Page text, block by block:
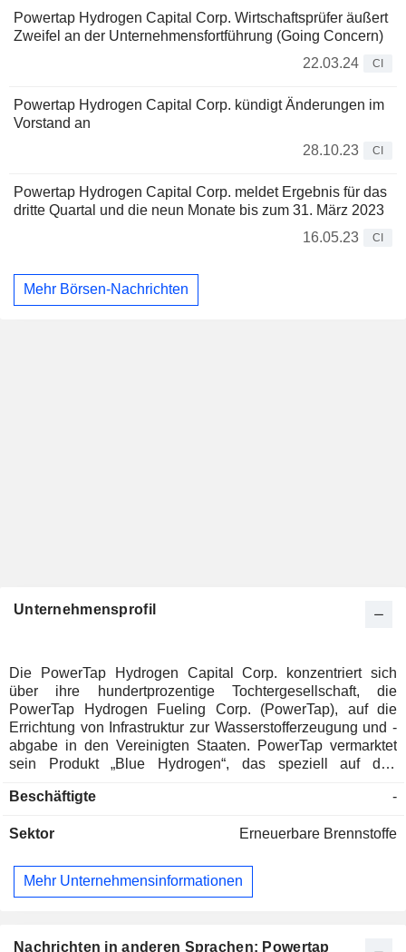
Powertap Hydrogen Capital Corp. Wirtschaftsprüfer äußert
Zweifel an der Unternehmensfortführung (Going Concern)
22.03.24
CI
Powertap Hydrogen Capital Corp. kündigt Änderungen im
Vorstand an
28.10.23
CI
Powertap Hydrogen Capital Corp. meldet Ergebnis für das
dritte Quartal und die neun Monate bis zum 31. März 2023
16.05.23
CI
Mehr Börsen-Nachrichten
Nachrichten in anderen Sprachen: Powertap
Unternehmensprofil
Die PowerTap Hydrogen Capital Corp. konzentriert sich
über ihre hundertprozentige Tochtergesellschaft, die
PowerTap Hydrogen Fueling Corp. (PowerTap), auf die
Errichtung von Infrastruktur zur Wasserstofferzeugung und -
abgabe in den Vereinigten Staaten. PowerTap vermarktet
sein Produkt „Blue Hydrogen“, das speziell auf den
ausgerichtet ist, wo es an Wasserstofftankstellen mangelt.
wandelt Erdgas und Stadtwasser direkt am Verbrauchsort in
platzsparendsten Lösungen zur Wasserstofferzeugung, um
eine Option für die Wasserstoffversorgung bereitzustellen.
Beschäftigte -
Sektor Erneuerbare Brennstoffe
Mehr Unternehmensinformationen